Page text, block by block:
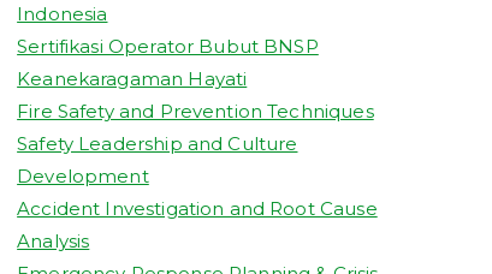
Indonesia
Sertifikasi Operator Bubut BNSP
Keanekaragaman Hayati
Fire Safety and Prevention Techniques
Safety Leadership and Culture
Development
Accident Investigation and Root Cause
Analysis